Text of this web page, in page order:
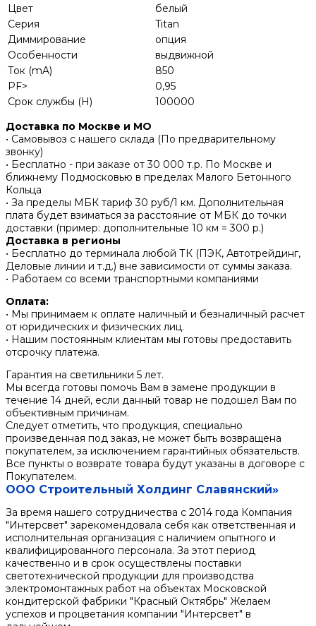
Цвет
белый
Серия
Titan
Диммирование
опция
Особенности
выдвижной
Ток (mA)
850
PF>
0,95
Срок службы (H)
100000
Доставка по Москве и МО
• Самовывоз с нашего склада (По предварительному
звонку)
• Бесплатно - при заказе от 30 000 т.р. По Москве и
ближнему Подмосковью в пределах Малого Бетонного
Кольца
• За пределы МБК тариф 30 руб/1 км. Дополнительная
плата будет взиматься за расстояние от МБК до точки
доставки (пример: дополнительные 10 км = 300 р.)
Доставка в регионы
• Бесплатно до терминала любой ТК (ПЭК, Автотрейдинг,
Деловые линии и т.д.) вне зависимости от суммы заказа.
• Работаем со всеми транспортными компаниями
Оплата:
• Мы принимаем к оплате наличный и безналичный расчет
от юридических и физических лиц.
• Нашим постоянным клиентам мы готовы предоставить
отсрочку платежа.
Гарантия на светильники 5 лет.
Мы всегда готовы помочь Вам в замене продукции в
течение 14 дней, если данный товар не подошел Вам по
объективным причинам.
Следует отметить, что продукция, специально
произведенная под заказ, не может быть возвращена
покупателем, за исключением гарантийных обязательств.
Все пункты о возврате товара будут указаны в договоре с
Покупателем.
ООО Строительный Холдинг Славянский»
За время нашего сотрудничества с 2014 года Компания
"Интерсвет" зарекомендовала себя как ответственная и
исполнительная организация с наличием опытного и
квалифицированного персонала. За этот период
качественно и в срок осуществлены поставки
светотехнической продукции для производства
электромонтажных работ на объектах Московской
кондитерской фабрики "Красный Октябрь" Желаем
успехов и процветания компании "Интерсвет" в